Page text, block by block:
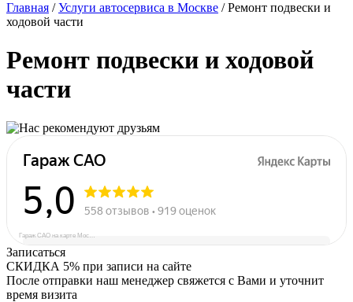
Главная /Услуги автосервиса в Москве /Ремонт подвески и
ходовой части
Ремонт подвески и ходовой
части
Гараж САО на карте Москвы — Яндекс Карты
Записаться
СКИДКА 5% при записи на сайте
После отправки наш менеджер свяжется с Вами и уточнит
время визита